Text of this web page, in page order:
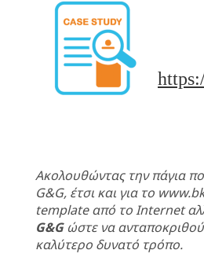
Ακολουθώντας την πάγια
G&G, έτσι και για το
template από το Internet
G&Gώστε να
καλύτερο δυνατό τρόπο.